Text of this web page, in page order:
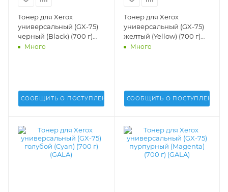
Тонер для Xerox
универсальный (GX-75)
черный (Black) (700 г)
(GALA) -
Много
СООБЩИТЬ О ПОСТУПЛЕНИИ
Тонер для Xerox
универсальный (GX-75)
желтый (Yellow) (700 г)
(GALA) -
Много
СООБЩИТЬ О ПОСТУПЛЕНИИ